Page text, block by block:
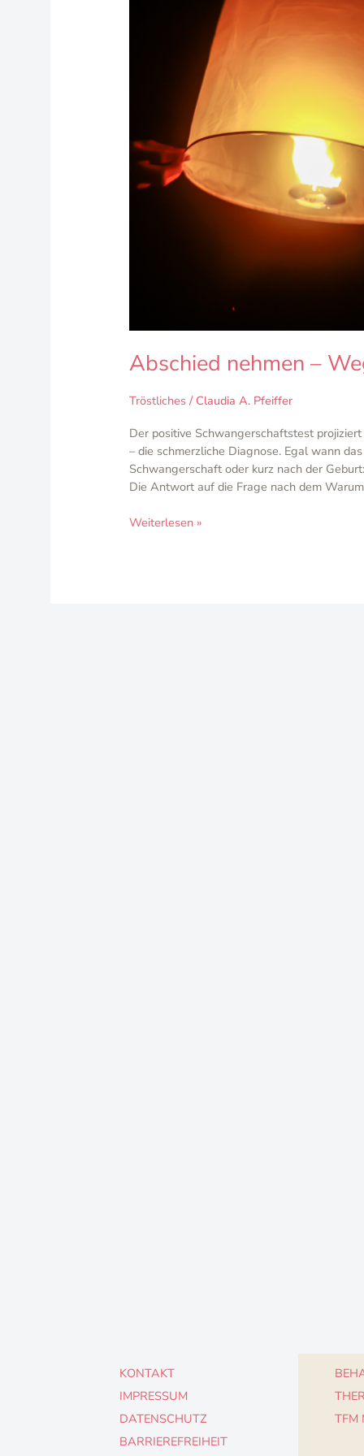
Abschied nehmen –
Tröstliches/ Claudia A. Pfeiffer
Der positive Schwangerschaftstest
– die schmerzliche Diagnose. Egal wann
Schwangerschaft oder kurz nach der
Die Antwort auf die Frage nach dem
Weiterlesen »
KONTAKT
IMPRESSUM
DATENSCHUTZ
BARRIEREFREIHEIT
TFM